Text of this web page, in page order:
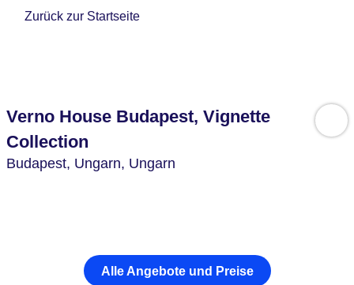
Zurück zur Startseite
Verno House Budapest, Vignette
Collection
Budapest, Ungarn, Ungarn
Alle Angebote und Preise